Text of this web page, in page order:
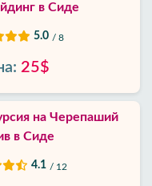
в Сиде
5.0 / 8
25$
на Черепаший
в Сиде
4.1 / 12